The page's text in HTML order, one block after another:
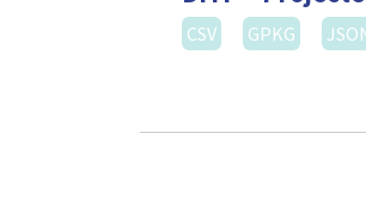
CSV GPKG